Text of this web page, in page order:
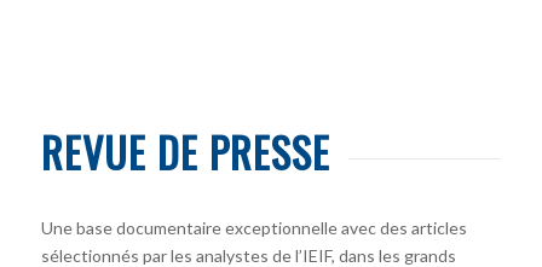
REVUE DE PRESSE
Une base documentaire exceptionnelle avec des articles
sélectionnés par les analystes de l’IEIF, dans les grands